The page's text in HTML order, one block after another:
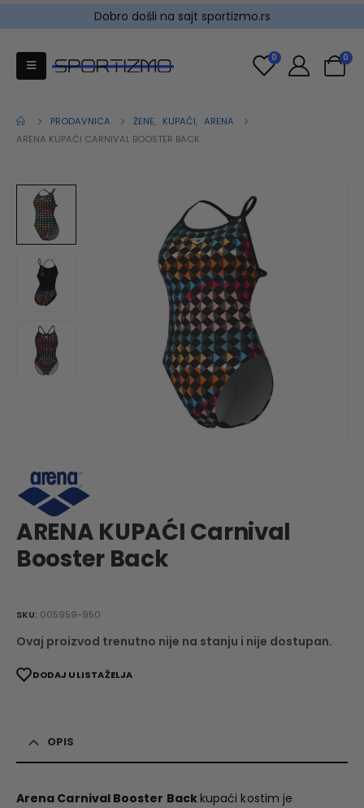
Dobro došli na sajt sportizmo.rs
0 0
PRODAVNICA ŽENE, KUPAĆI, ARENA
ARENA KUPAĆI CARNIVAL BOOSTER BACK
ARENA KUPAĆI Carnival
Booster Back
SKU: 005959-950
Ovaj proizvod trenutno nije na stanju i nije dostupan.
DODAJ U LISTA ŽELJA
OPIS
Arena Carnival Booster Backkupaći kostim je